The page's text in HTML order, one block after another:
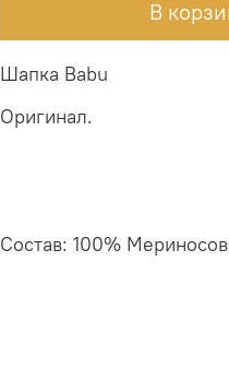
В
Шапка Babu
Оригинал.
Состав: 100%